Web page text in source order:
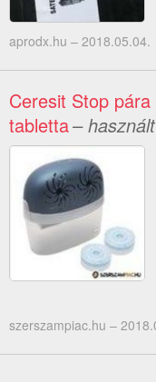
aprodx.hu – 2018.05.04.
Ceresit Stop
tabletta– használt
szerszampiac.hu –